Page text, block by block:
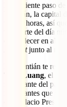
El siguiente paso
Vientián, la capital
unas 5 horas, así
una parte del día
el atardecer en
Marketjunto al río
En Vientián te
That Luang, el
importante del
importantes que
o el Palacio